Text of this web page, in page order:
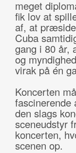
meget
fik lov at
af, at
Cuba
gang i 80 år,
og
virak på én
Koncerten
den slags
sceneudstyr
koncerten,
scenen op.